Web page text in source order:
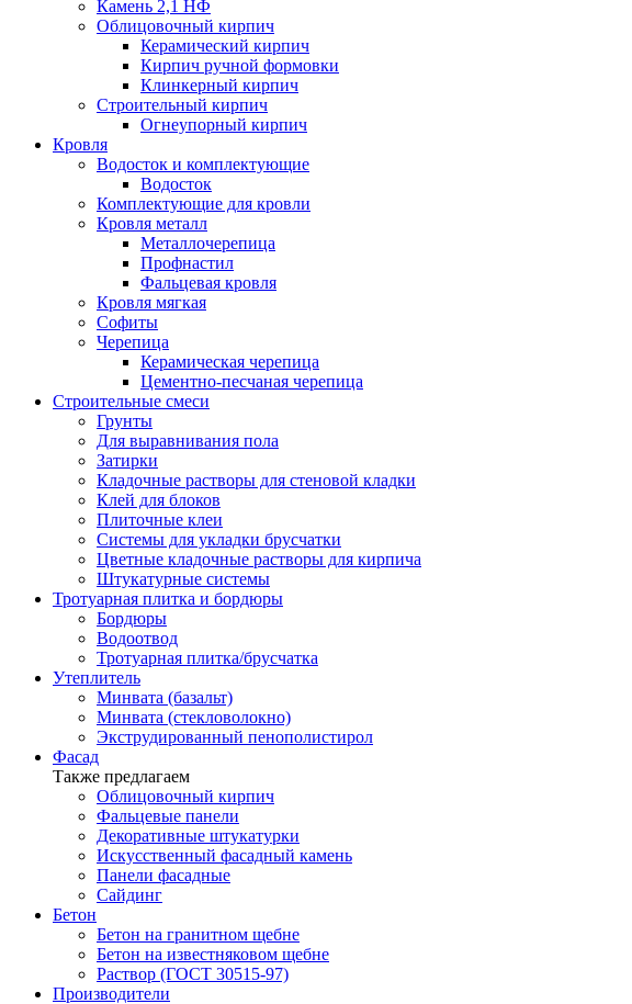
Камень 2,1 НФ
Облицовочный кирпич
Керамический кирпич
Кирпич ручной формовки
Клинкерный кирпич
Строительный кирпич
Огнеупорный кирпич
Кровля
Водосток и комплектующие
Водосток
Комплектующие для кровли
Кровля металл
Металлочерепица
Профнастил
Фальцевая кровля
Кровля мягкая
Софиты
Черепица
Керамическая черепица
Цементно-песчаная черепица
Строительные смеси
Грунты
Для выравнивания пола
Затирки
Кладочные растворы для стеновой кладки
Клей для блоков
Плиточные клеи
Системы для укладки брусчатки
Цветные кладочные растворы для кирпича
Штукатурные системы
Тротуарная плитка и бордюры
Бордюры
Водоотвод
Тротуарная плитка/брусчатка
Утеплитель
Минвата (базальт)
Минвата (стекловолокно)
Экструдированный пенополистирол
Фасад
Также предлагаем
Облицовочный кирпич
Фальцевые панели
Декоративные штукатурки
Искусственный фасадный камень
Панели фасадные
Сайдинг
Бетон
Бетон на гранитном щебне
Бетон на известняковом щебне
Раствор (ГОСТ 30515-97)
Производители